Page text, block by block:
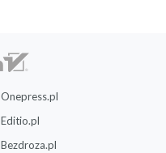
Onepress.pl
Editio.pl
Bezdroza.pl